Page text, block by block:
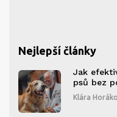
Nejlepší články
Jak
psů bez
metody a
Klára